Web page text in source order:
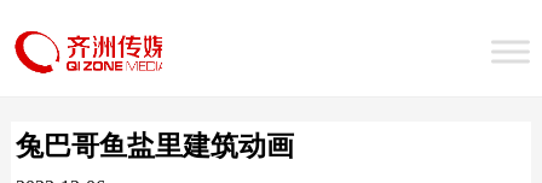
兔巴哥鱼盐里建筑动画